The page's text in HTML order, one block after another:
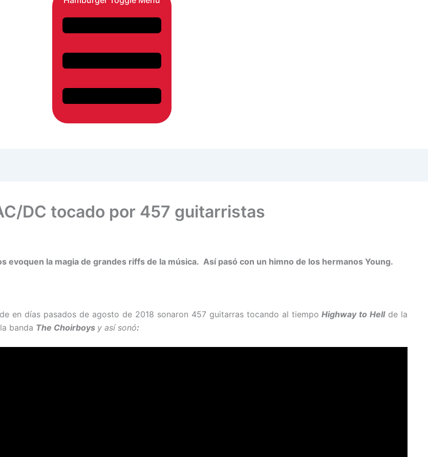
DC tocado por 457 guitarristas
evoquen la magia de grandes riffs de la música. Así pasó con un himno de los hermanos Young.
en días pasados de agosto de 2018 sonaron 457 guitarras tocando al tiempo Highway to Hell de la
banda The Choirboys y así sonó: